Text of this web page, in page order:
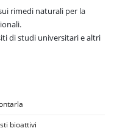
rimedi naturali per la
di studi universitari e altri
bioattivi